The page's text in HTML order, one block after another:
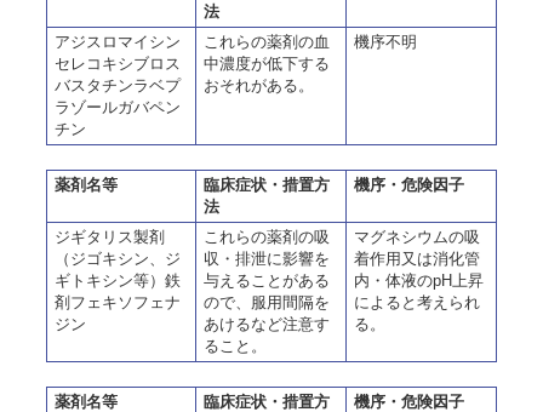
法
アジスロマイシン
セレコキシブロス
バスタチンラベプ
ラゾールガバペン
チン
これらの薬剤の血
中濃度が低下する
おそれがある。
機序不明
薬剤名等
臨床症状・措置方
法
機序・危険因子
ジギタリス製剤
（ジゴキシン、ジ
ギトキシン等）鉄
剤フェキソフェナ
ジン
これらの薬剤の吸
収・排泄に影響を
与えることがある
ので、服用間隔を
あけるなど注意す
ること。
マグネシウムの吸
着作用又は消化管
内・体液のpH上昇
によると考えられ
る。
薬剤名等
臨床症状・措置方
機序・危険因子